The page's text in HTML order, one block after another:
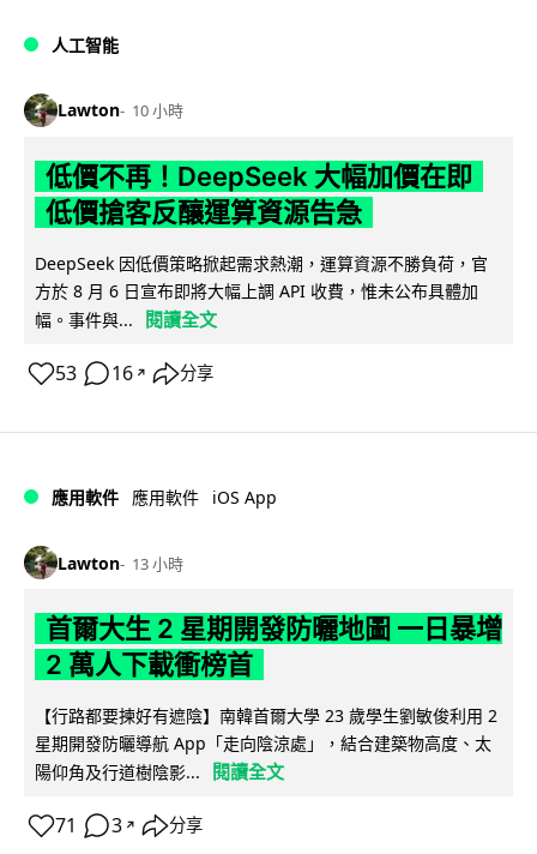
人工智能
Lawton 10 小時
低價不再！DeepSeek 大幅加價在即
低價搶客反釀運算資源告急
DeepSeek 因低價策略掀起需求熱潮，運算資源不勝負荷，官
方於 8 月 6 日宣布即將大幅上調 API 收費，惟未公布具體加
幅。事件與...
閱讀全文
53 16 ↗ 分享
應用軟件 應用軟件 iOS App
Lawton 13 小時
首爾大生 2 星期開發防曬地圖 一日暴增
2 萬人下載衝榜首
【行路都要揀好有遮陰】南韓首爾大學 23 歲學生劉敏俊利用 2
星期開發防曬導航 App「走向陰涼處」，結合建築物高度、太
陽仰角及行道樹陰影...
閱讀全文
71 3 ↗ 分享